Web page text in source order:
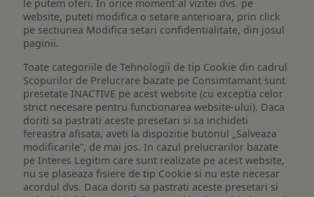
le putem oferi. In orice moment al vizitei dvs. pe
website, puteti modifica o setare anterioara, prin click
pe sectiunea Modifica setari confidentialitate, din josul
paginii.
Toate categoriile de Tehnologii de tip Cookie din cadrul
Scopurilor de Prelucrare bazate pe Consimtamant sunt
presetate INACTIVE pe acest website (cu exceptia celor
strict necesare pentru functionarea website-ului). Daca
doriti sa pastrati aceste presetari si sa inchideti
fereastra afisata, aveti la dispozitie butonul „Salveaza
modificarile”, de mai jos. In cazul prelucrarilor bazate
pe Interes Legitim care sunt realizate pe acest website,
nu se plaseaza fisiere de tip Cookie si nu este necesar
acordul dvs. Daca doriti sa pastrati aceste presetari si